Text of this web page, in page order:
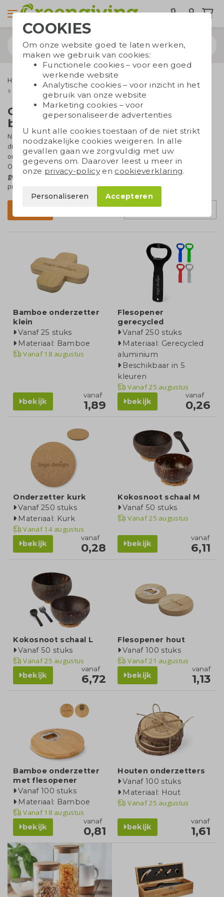
Home & Living
Keuken relatiegeschenken
Overige keukenartikelen
Overige keukenartikelen
bedrukken
Naast snijplanken, schorten en broodtrommels hebben we nog
diverse andere keukenartikelenin ons assortiment. Denk aan
onderzetters, voorraadpotten en een peper- en zoutmolen.
Onmisbaar in iedere keuken en perfect als relatiegeschenk
gemaakt van duurzame materialen als hout en bamboe, dus deze
promotieartikelen zijn ook nog eens milieuvriendelijk.
Sorteer op
Bamboe onderzetter
klein
Vanaf 25 stuks
Materiaal: Bamboe
Vanaf18 augustus
bekijk
vanaf
1,89
Flesopener
gerecycled
Vanaf 250 stuks
Materiaal: Gerecycled
aluminium
Beschikbaar in 5
kleuren
Vanaf25 augustus
bekijk
vanaf
0,26
Onderzetter kurk
Vanaf 250 stuks
Materiaal: Kurk
Vanaf14 augustus
bekijk
vanaf
0,28
Kokosnoot schaal M
Vanaf 50 stuks
Vanaf25 augustus
bekijk
vanaf
6,11
Kokosnoot schaal L
Vanaf 50 stuks
Vanaf25 augustus
bekijk
vanaf
6,72
Flesopener hout
Vanaf 100 stuks
Vanaf21 augustus
bekijk
vanaf
1,13
Bamboe onderzetter
met flesopener
Vanaf 100 stuks
Materiaal: Bamboe
Vanaf18 augustus
bekijk
vanaf
0,81
Houten onderzetters
Vanaf 100 stuks
Materiaal: Hout
Vanaf25 augustus
bekijk
vanaf
1,61
categorie
COOKIES
Om onze website goed te laten werken,
maken we gebruik van cookies:
Functionele cookies – voor een goed
werkende website
Analytische cookies – voor inzicht in het
gebruik van onze website
Marketing cookies – voor
gepersonaliseerde advertenties
U kunt alle cookies toestaan of de niet strikt
noodzakelijke cookies weigeren. In alle
gevallen gaan we zorgvuldig met uw
gegevens om. Daarover leest u meer in
onze privacy-policyen cookieverklaring.
Personaliseren Accepteren